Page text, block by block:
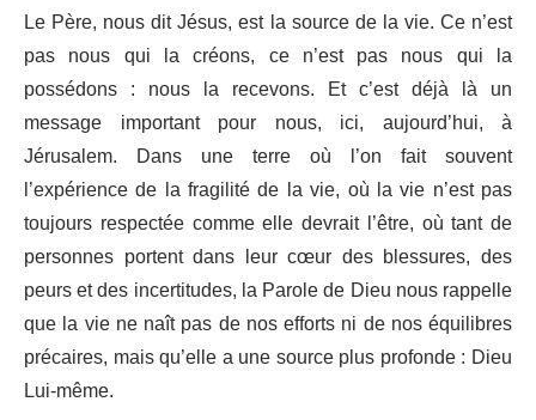
Le Père, nous dit Jésus, est la source de la vie. Ce n’est
pas nous qui la créons, ce n’est pas nous qui la
possédons : nous la recevons. Et c’est déjà là un
message important pour nous, ici, aujourd’hui, à
Jérusalem. Dans une terre où l’on fait souvent
l’expérience de la fragilité de la vie, où la vie n’est pas
toujours respectée comme elle devrait l’être, où tant de
personnes portent dans leur cœur des blessures, des
peurs et des incertitudes, la Parole de Dieu nous rappelle
que la vie ne naît pas de nos efforts ni de nos équilibres
précaires, mais qu’elle a une source plus profonde : Dieu
Lui-même.